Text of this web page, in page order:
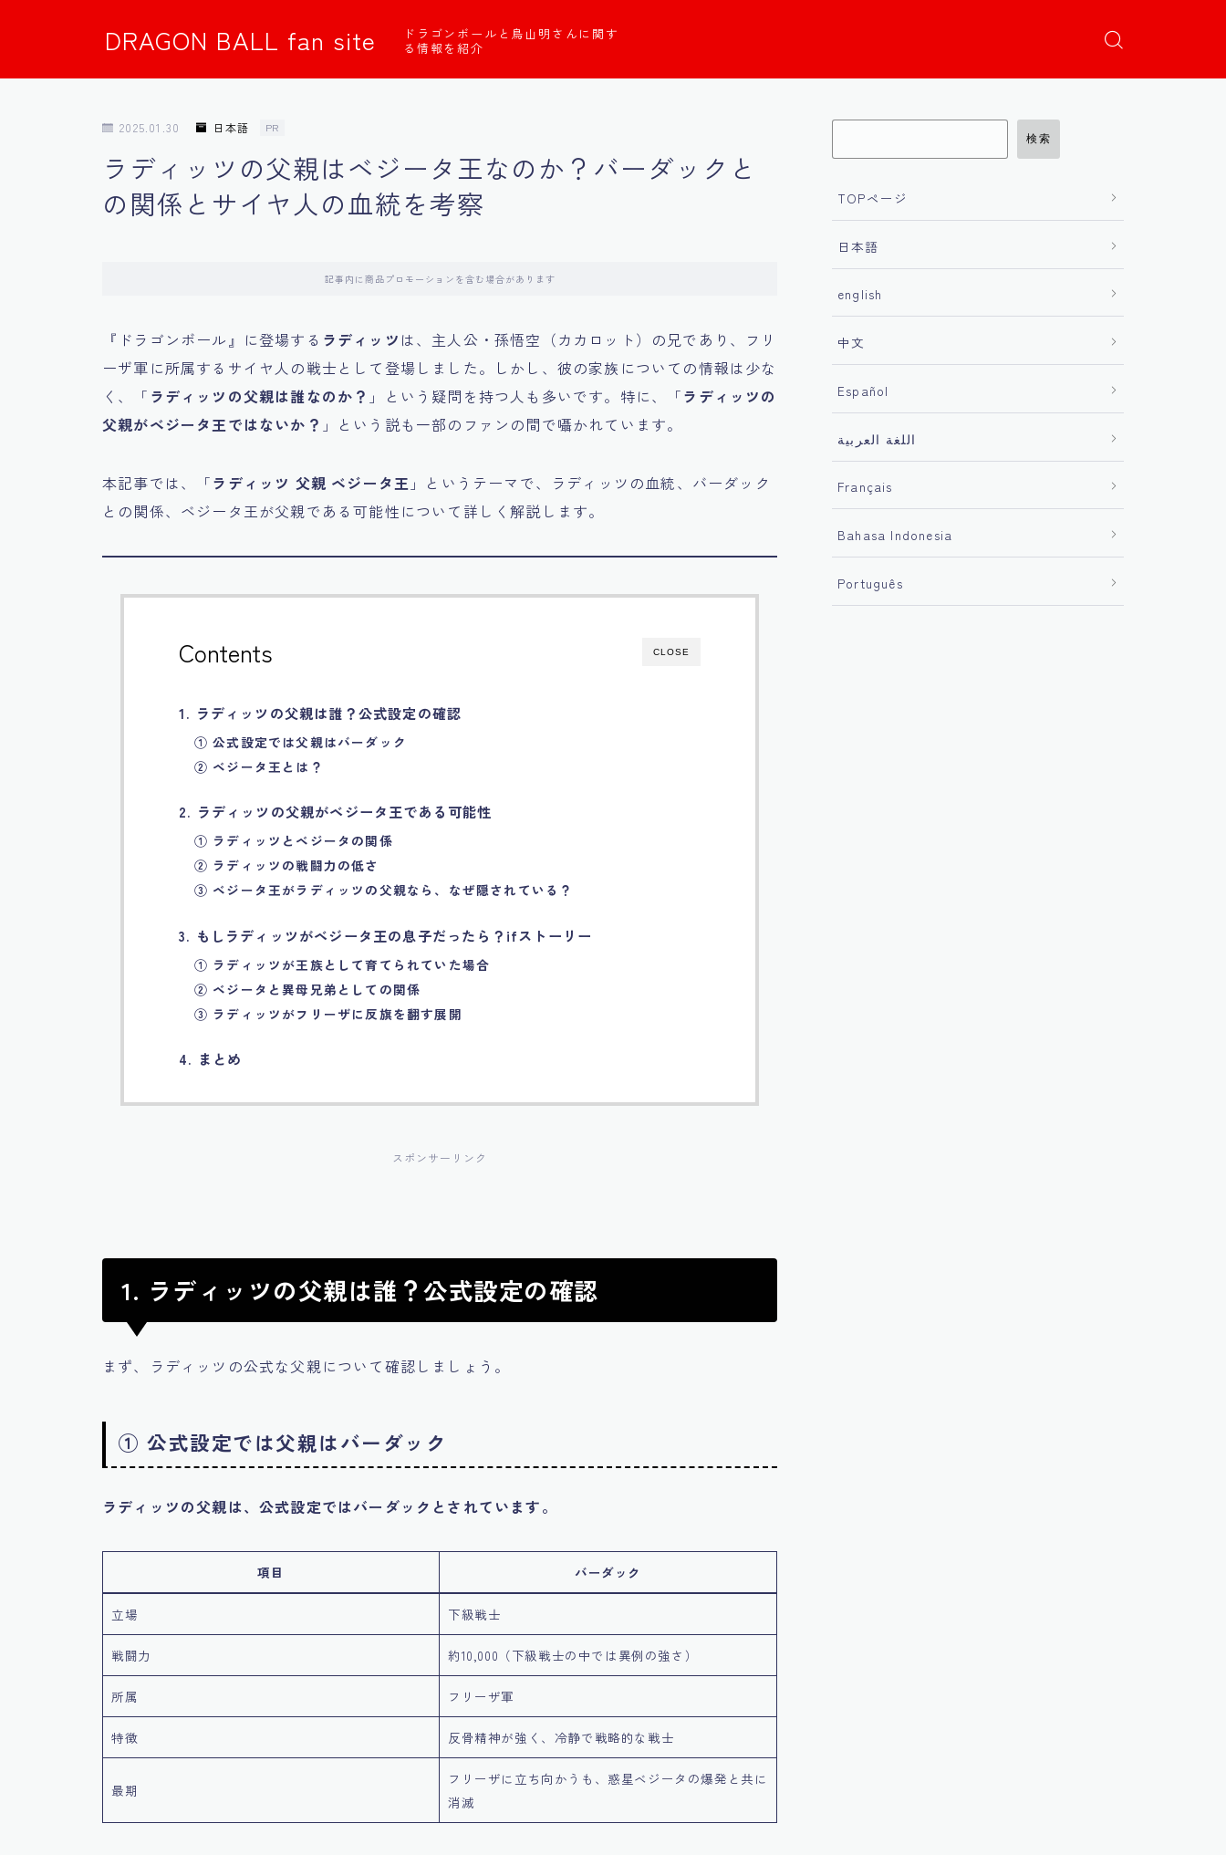
DRAGON BALL fan site
ドラゴンボールと鳥山明さんに関す
る情報を紹介
2025.01.30 日本語 PR
ラディッツの父親はベジータ王なのか？バーダックと
の関係とサイヤ人の血統を考察
記事内に商品プロモーションを含む場合があります
『ドラゴンボール』に登場する ラディッツ は、主人公・孫悟空（カカロット）の兄であり、フリ
ーザ軍に所属するサイヤ人の戦士として登場しました。しかし、彼の家族についての情報は少な
く、「 ラディッツの父親は誰なのか？ 」という疑問を持つ人も多いです。特に、「ラディッツの
父親がベジータ王ではないか？ 」という説も一部のファンの間で囁かれています。
本記事では、「ラディッツ 父親 ベジータ王 」というテーマで、ラディッツの血統、バーダック
との関係、ベジータ王が父親である可能性について詳しく解説します。
CLOSE
Contents
1. ラディッツの父親は誰？公式設定の確認
① 公式設定では父親はバーダック
② ベジータ王とは？
2. ラディッツの父親がベジータ王である可能性
① ラディッツとベジータの関係
② ラディッツの戦闘力の低さ
③ ベジータ王がラディッツの父親なら、なぜ隠されている？
3. もしラディッツがベジータ王の息子だったら？ifストーリー
① ラディッツが王族として育てられていた場合
② ベジータと異母兄弟としての関係
③ ラディッツがフリーザに反旗を翻す展開
4. まとめ
スポンサーリンク
1. ラディッツの父親は誰？公式設定の確認
まず、ラディッツの公式な父親について確認しましょう。
① 公式設定では父親はバーダック
ラディッツの父親は、公式設定ではバーダックとされています。
項目 バーダック
立場 下級戦士
戦闘力 約10,000（下級戦士の中では異例の強さ）
所属 フリーザ軍
特徴 反骨精神が強く、冷静で戦略的な戦士
最期
フリーザに立ち向かうも、惑星ベジータの爆発と共に
消滅
検索
TOPページ
日本語
english
中文
Español
اللغة العربية
Français
Bahasa Indonesia
Português